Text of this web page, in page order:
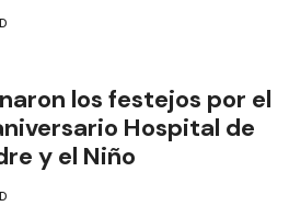
los festejos por el
Hospital de
y el Niño